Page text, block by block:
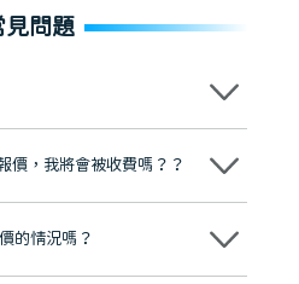
見問題
校訓，各分院匯聚來自香港、內地的
」，是諾貝爾種植系統全球放心植牙中
的顧客，受到粵港澳大灣區及周邊城
珠海、深圳設有八大分院，香港亦設
題都可以隨時預約免費咨詢，讓人十
價，我將會被收費嗎？？
你不會被收取任何費用。
的情況嗎？
方案及對應的價錢，顧客同意並簽字